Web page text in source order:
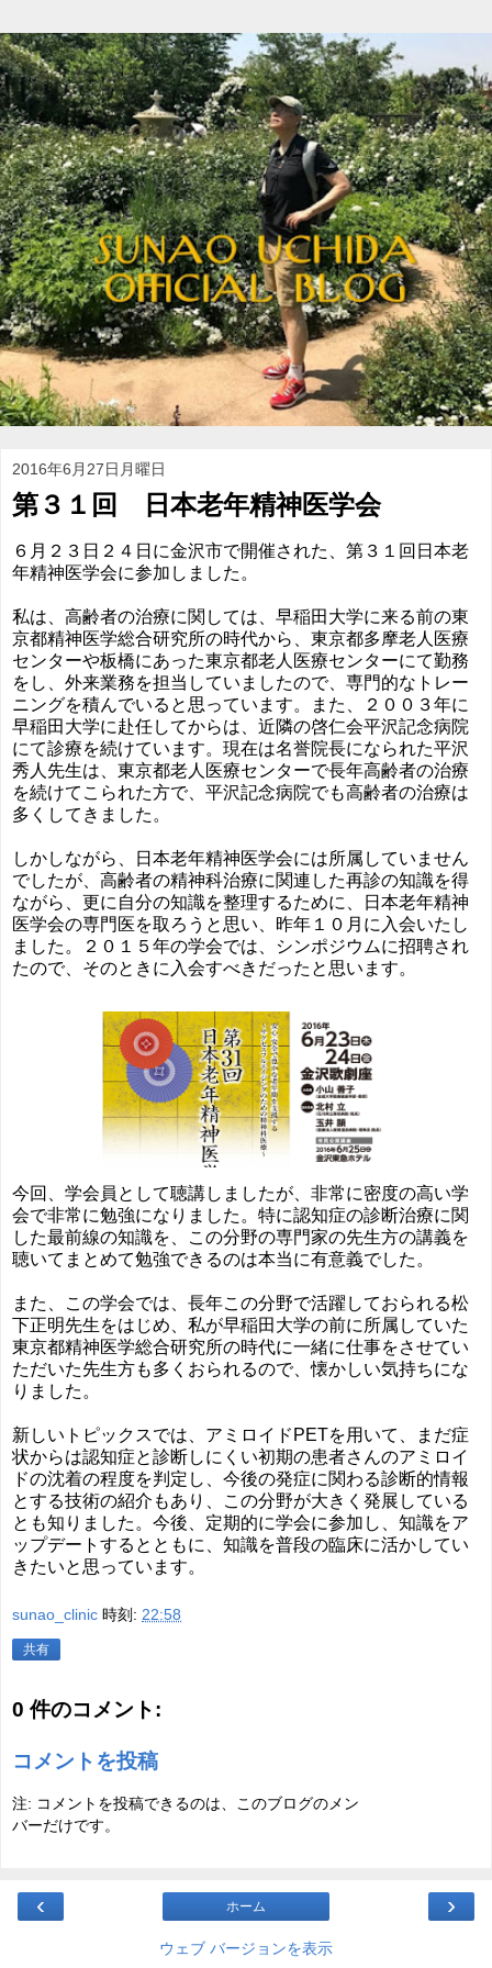
2016年6月27日月曜日
第３１回 日本老年精神医学会
６月２３日２４日に金沢市で開催された、第３１回日本老
年精神医学会に参加しました。
私は、高齢者の治療に関しては、早稲田大学に来る前の東
京都精神医学総合研究所の時代から、東京都多摩老人医療
センターや板橋にあった東京都老人医療センターにて勤務
をし、外来業務を担当していましたので、専門的なトレー
ニングを積んでいると思っています。また、２００３年に
早稲田大学に赴任してからは、近隣の啓仁会平沢記念病院
にて診療を続けています。現在は名誉院長になられた平沢
秀人先生は、東京都老人医療センターで長年高齢者の治療
を続けてこられた方で、平沢記念病院でも高齢者の治療は
多くしてきました。
しかしながら、日本老年精神医学会には所属していません
でしたが、高齢者の精神科治療に関連した再診の知識を得
ながら、更に自分の知識を整理するために、日本老年精神
医学会の専門医を取ろうと思い、昨年１０月に入会いたし
ました。２０１５年の学会では、シンポジウムに招聘され
たので、そのときに入会すべきだったと思います。
今回、学会員として聴講しましたが、非常に密度の高い学
会で非常に勉強になりました。特に認知症の診断治療に関
した最前線の知識を、この分野の専門家の先生方の講義を
聴いてまとめて勉強できるのは本当に有意義でした。
また、この学会では、長年この分野で活躍しておられる松
下正明先生をはじめ、私が早稲田大学の前に所属していた
東京都精神医学総合研究所の時代に一緒に仕事をさせてい
ただいた先生方も多くおられるので、懐かしい気持ちにな
りました。
新しいトピックスでは、アミロイドPETを用いて、まだ症
状からは認知症と診断しにくい初期の患者さんのアミロイ
ドの沈着の程度を判定し、今後の発症に関わる診断的情報
とする技術の紹介もあり、この分野が大きく発展している
とも知りました。今後、定期的に学会に参加し、知識をア
ップデートするとともに、知識を普段の臨床に活かしてい
きたいと思っています。
sunao_clinic 時刻: 22:58
共有
0 件のコメント:
コメントを投稿
注: コメントを投稿できるのは、このブログのメン
バーだけです。
‹ ›
ホーム
ウェブ バージョンを表示